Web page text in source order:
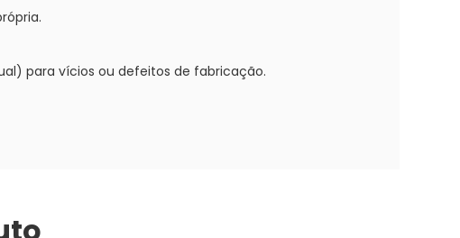
para vícios ou defeitos de fabricação.